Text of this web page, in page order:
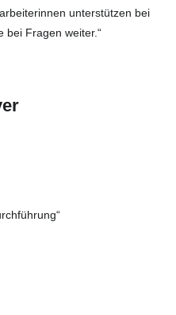
unterstützen bei
bei Fragen weiter.“